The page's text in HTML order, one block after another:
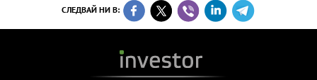
СЛЕДВАЙ НИ В: